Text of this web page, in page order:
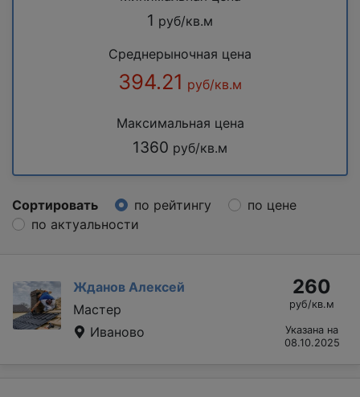
1 руб/кв.м
Среднерыночная цена
394.21 руб/кв.м
Максимальная цена
1360 руб/кв.м
Сортировать по рейтингу
по цене
по актуальности
Жданов Алексей
Мастер
Иваново
260
руб/кв.м
Указана на
08.10.2025